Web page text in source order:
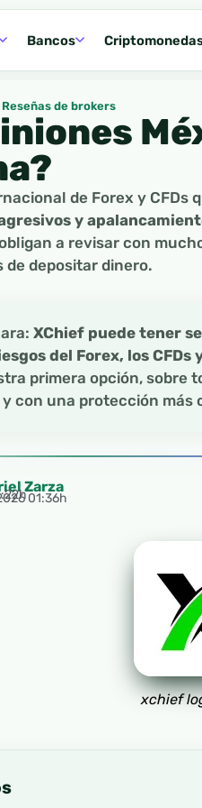
Bancos
Reseñas de brokers
de Forex y CFDs
y
a revisar con
depositar dinero.
XChief puede tener
del Forex, los CFDs
primera opción, sobre
con una protección más
Zarza
01:36h
xchief